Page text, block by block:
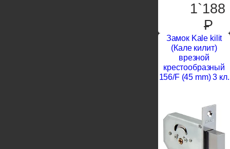
1`188
P
Замок Kale kilit
(Кале килит)
врезной
крестообразный
156/F (45 mm) 3 кл.